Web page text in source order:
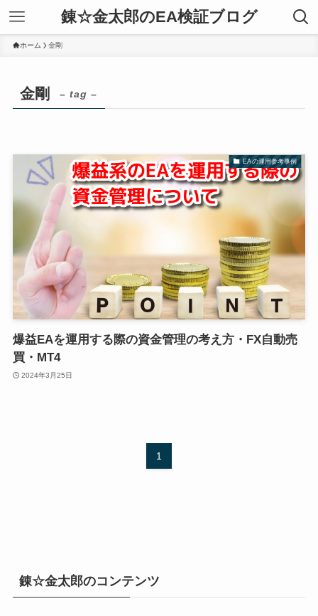
錬☆金太郎のEA検証ブログ
ホーム 金剛
金剛 – tag –
EAの運用参考事例
爆益EAを運用する際の資金管理の考え方・FX自動売
買・MT4
2024年3月25日
1
錬☆金太郎のコンテンツ